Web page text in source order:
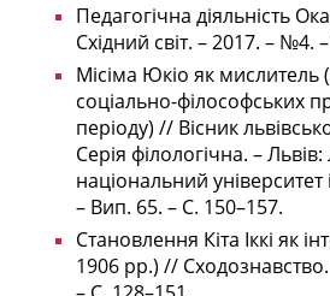
Педагогічна діяльність
Східний світ. – 2017. – №4.
Місіма Юкіо як мислитель
соціально-філософських
періоду) // Вісник
Серія філологічна. –
національний
– Вип. 65. – С. 150–157.
Становлення Кіта Іккі як
1906 рр.) //